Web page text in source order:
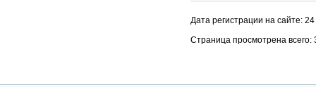
Дата регистрации на сайте:
Страница просмотрена всего: